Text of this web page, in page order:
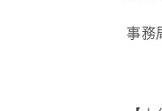
事務